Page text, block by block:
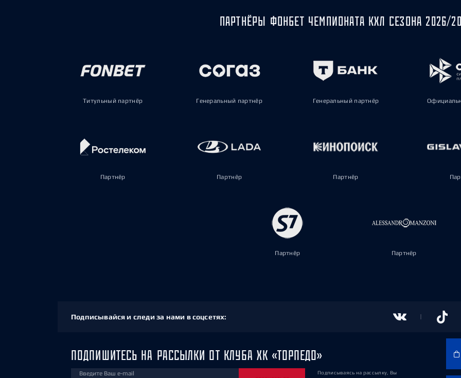
ПАРТНЁРЫ ФОНБЕТ ЧЕМПИОНАТА КХЛ СЕЗОНА 2026/
Титульный партнёр Генеральный партнёр Генеральный партнёр
Партнёр Партнёр Партнёр
Партнёр Партнёр
Подписывайся и следи за нами в соцсетях:
ПОДПИШИТЕСЬ НА РАССЫЛКИ ОТ КЛУБА ХК «ТОРПЕДО»
Введите Ваш e-mail
Подписываясь на рассылку, Вы